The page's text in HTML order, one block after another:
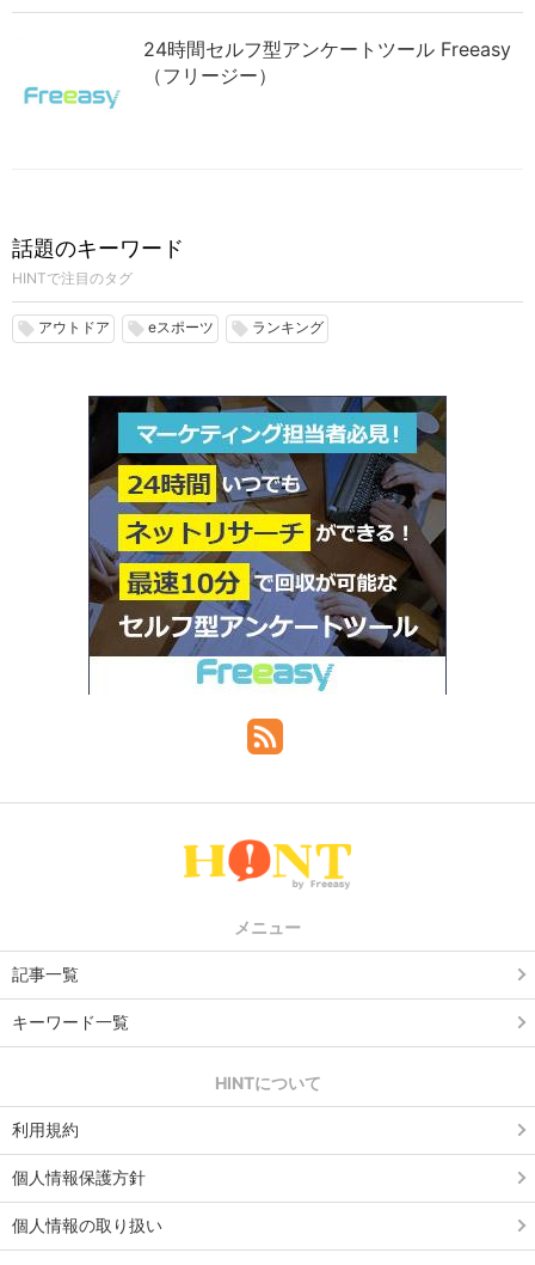
24時間セルフ型アンケートツール Freeasy
（フリージー）
話題のキーワード
HINTで注目のタグ
local_offer アウトドア local_offer eスポーツ local_offer ランキング
メニュー
記事一覧
キーワード一覧
HINTについて
利用規約
個人情報保護方針
個人情報の取り扱い